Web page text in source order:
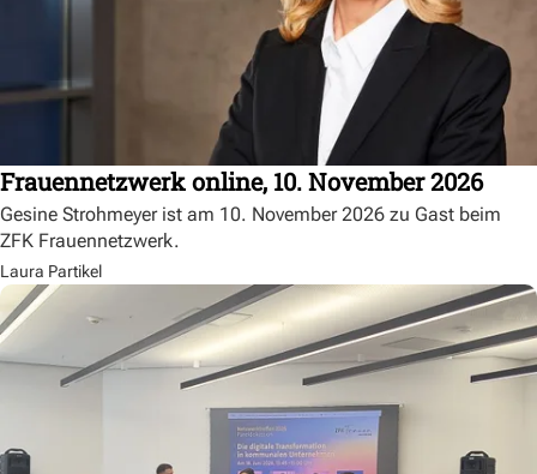
Frauennetzwerk online, 10. November 2026
Gesine Strohmeyer ist am 10. November 2026 zu Gast beim
ZFK Frauennetzwerk.
Laura Partikel